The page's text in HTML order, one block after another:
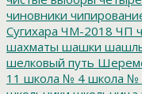
чиновники
Сугихара ЧМ-2018 ЧП
шахматы шашки
шелковый путь
11 школа № 4 школа №